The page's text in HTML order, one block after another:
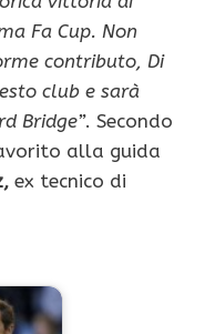
Fa Cup. Non
contributo, Di
club e sarà
Bridge”. Secondo
alla guida
ex tecnico di